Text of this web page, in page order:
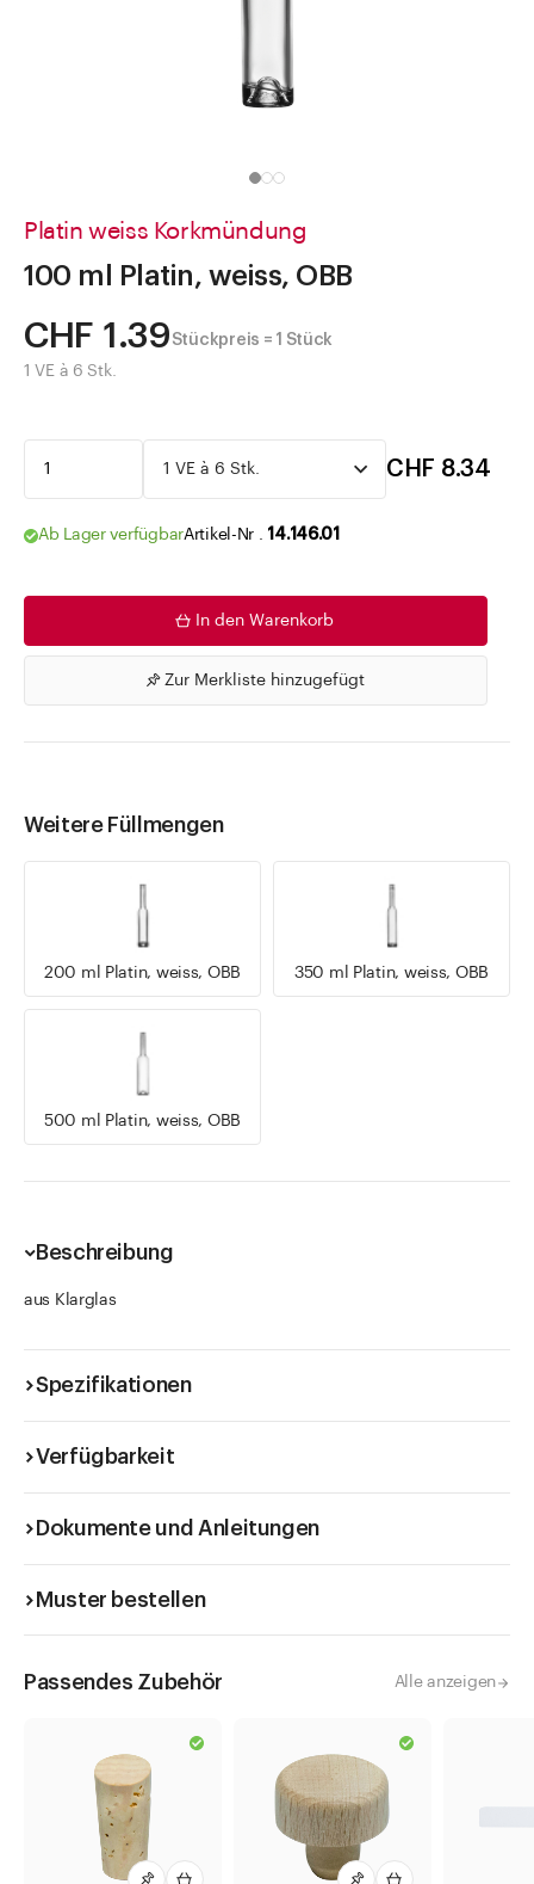
Platin weiss Korkmündung
100 ml Platin, weiss, OBB
CHF 1.39 Stückpreis = 1 Stück
1 VE à 6 Stk.
CHF 8.34
Ab Lager verfügbarArtikel-Nr . 14.146.01
In den Warenkorb
Zur Merkliste hinzugefügt
Weitere Füllmengen
200 ml Platin, weiss, OBB 350 ml Platin, weiss, OBB
500 ml Platin, weiss, OBB
Beschreibung
aus Klarglas
Spezifikationen
Verfügbarkeit
Dokumente und Anleitungen
Muster bestellen
Passendes Zubehör Alle anzeigen